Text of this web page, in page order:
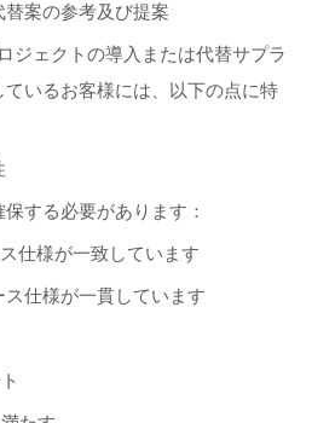
案の参考及び提案
ジェクトの導入または代替サプラ
いるお客様には、以下の点に特
する必要があります：
仕様が一致しています
仕様が一貫しています